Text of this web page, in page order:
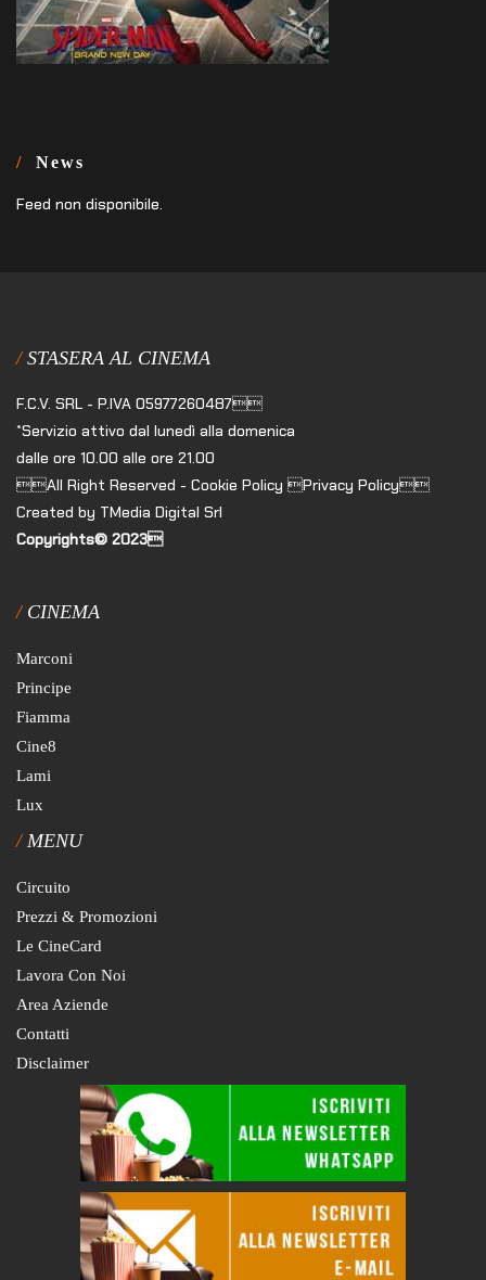
News
Feed non disponibile.
STASERA AL CINEMA
F.C.V. SRL - P.IVA 05977260487
*Servizio attivo dal lunedì alla domenica
dalle ore 10.00 alle ore 21.00
All Right Reserved - Cookie Policy Privacy Policy
Created by TMedia Digital Srl
Copyrights© 2023
CINEMA
Marconi
Principe
Fiamma
Cine8
Lami
Lux
MENU
Circuito
Prezzi & Promozioni
Le CineCard
Lavora Con Noi
Area Aziende
Contatti
Disclaimer